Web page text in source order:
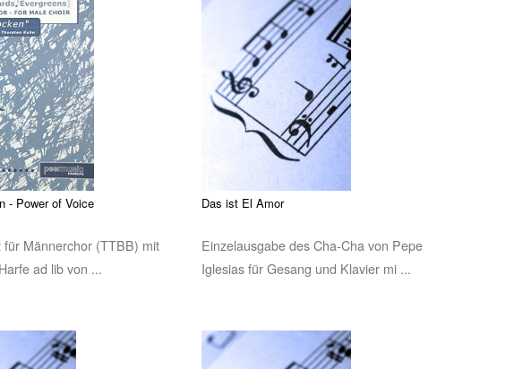
- Power of Voice
für Männerchor (TTBB) mit
ad lib von ...
Das ist El Amor
Einzelausgabe des Cha-Cha von Pepe
Iglesias für Gesang und Klavier mi ...